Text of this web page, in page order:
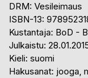
DRM: Vesileimaus
ISBN-13:
Kustantaja: BoD -
Julkaistu:
Kieli: suomi
Hakusanat: jooga,